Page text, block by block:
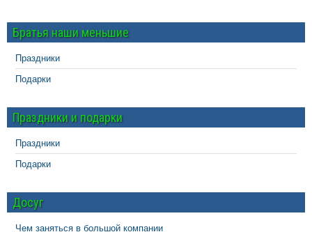
Братья наши меньшие
Праздники
Подарки
Праздники и подарки
Праздники
Подарки
Досуг
Чем заняться в большой компании